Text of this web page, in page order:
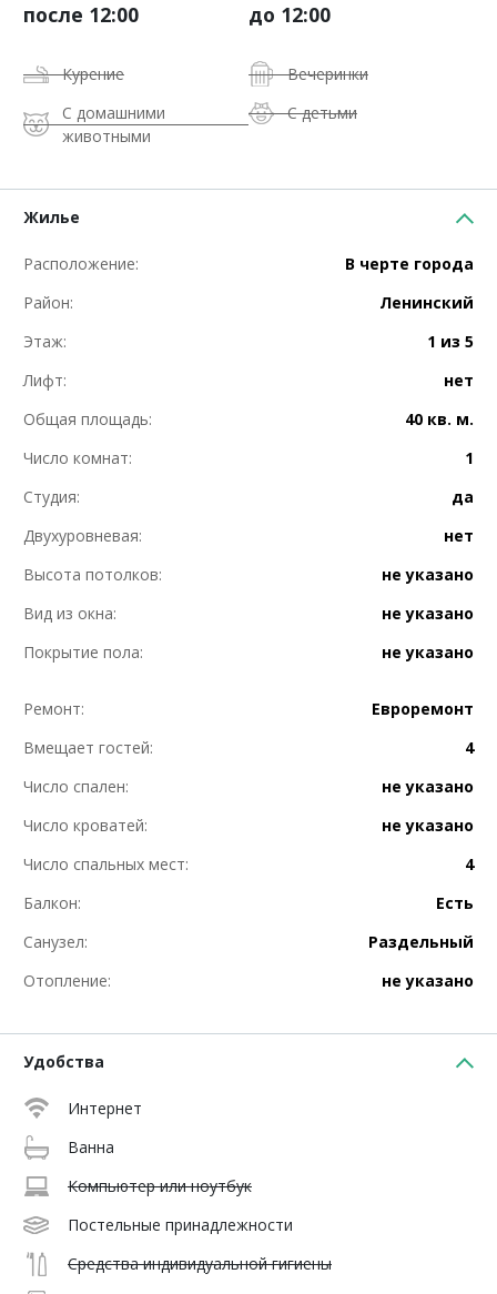
после 12:00 до 12:00
Курение
Вечеринки
С домашними
животными
С детьми
Жилье
Расположение:
В черте города
Район:
Ленинский
Этаж:
1 из 5
Лифт:
нет
Общая площадь:
40 кв. м.
Число комнат:
1
Студия:
да
Двухуровневая:
нет
Высота потолков:
не указано
Вид из окна:
не указано
Покрытие пола:
не указано
Ремонт:
Евроремонт
Вмещает гостей:
4
Число спален:
не указано
Число кроватей:
не указано
Число спальных мест:
4
Балкон:
Есть
Санузел:
Раздельный
Отопление:
не указано
Удобства
Интернет
Ванна
Компьютер или ноутбук
Постельные принадлежности
Средства индивидуальной гигиены